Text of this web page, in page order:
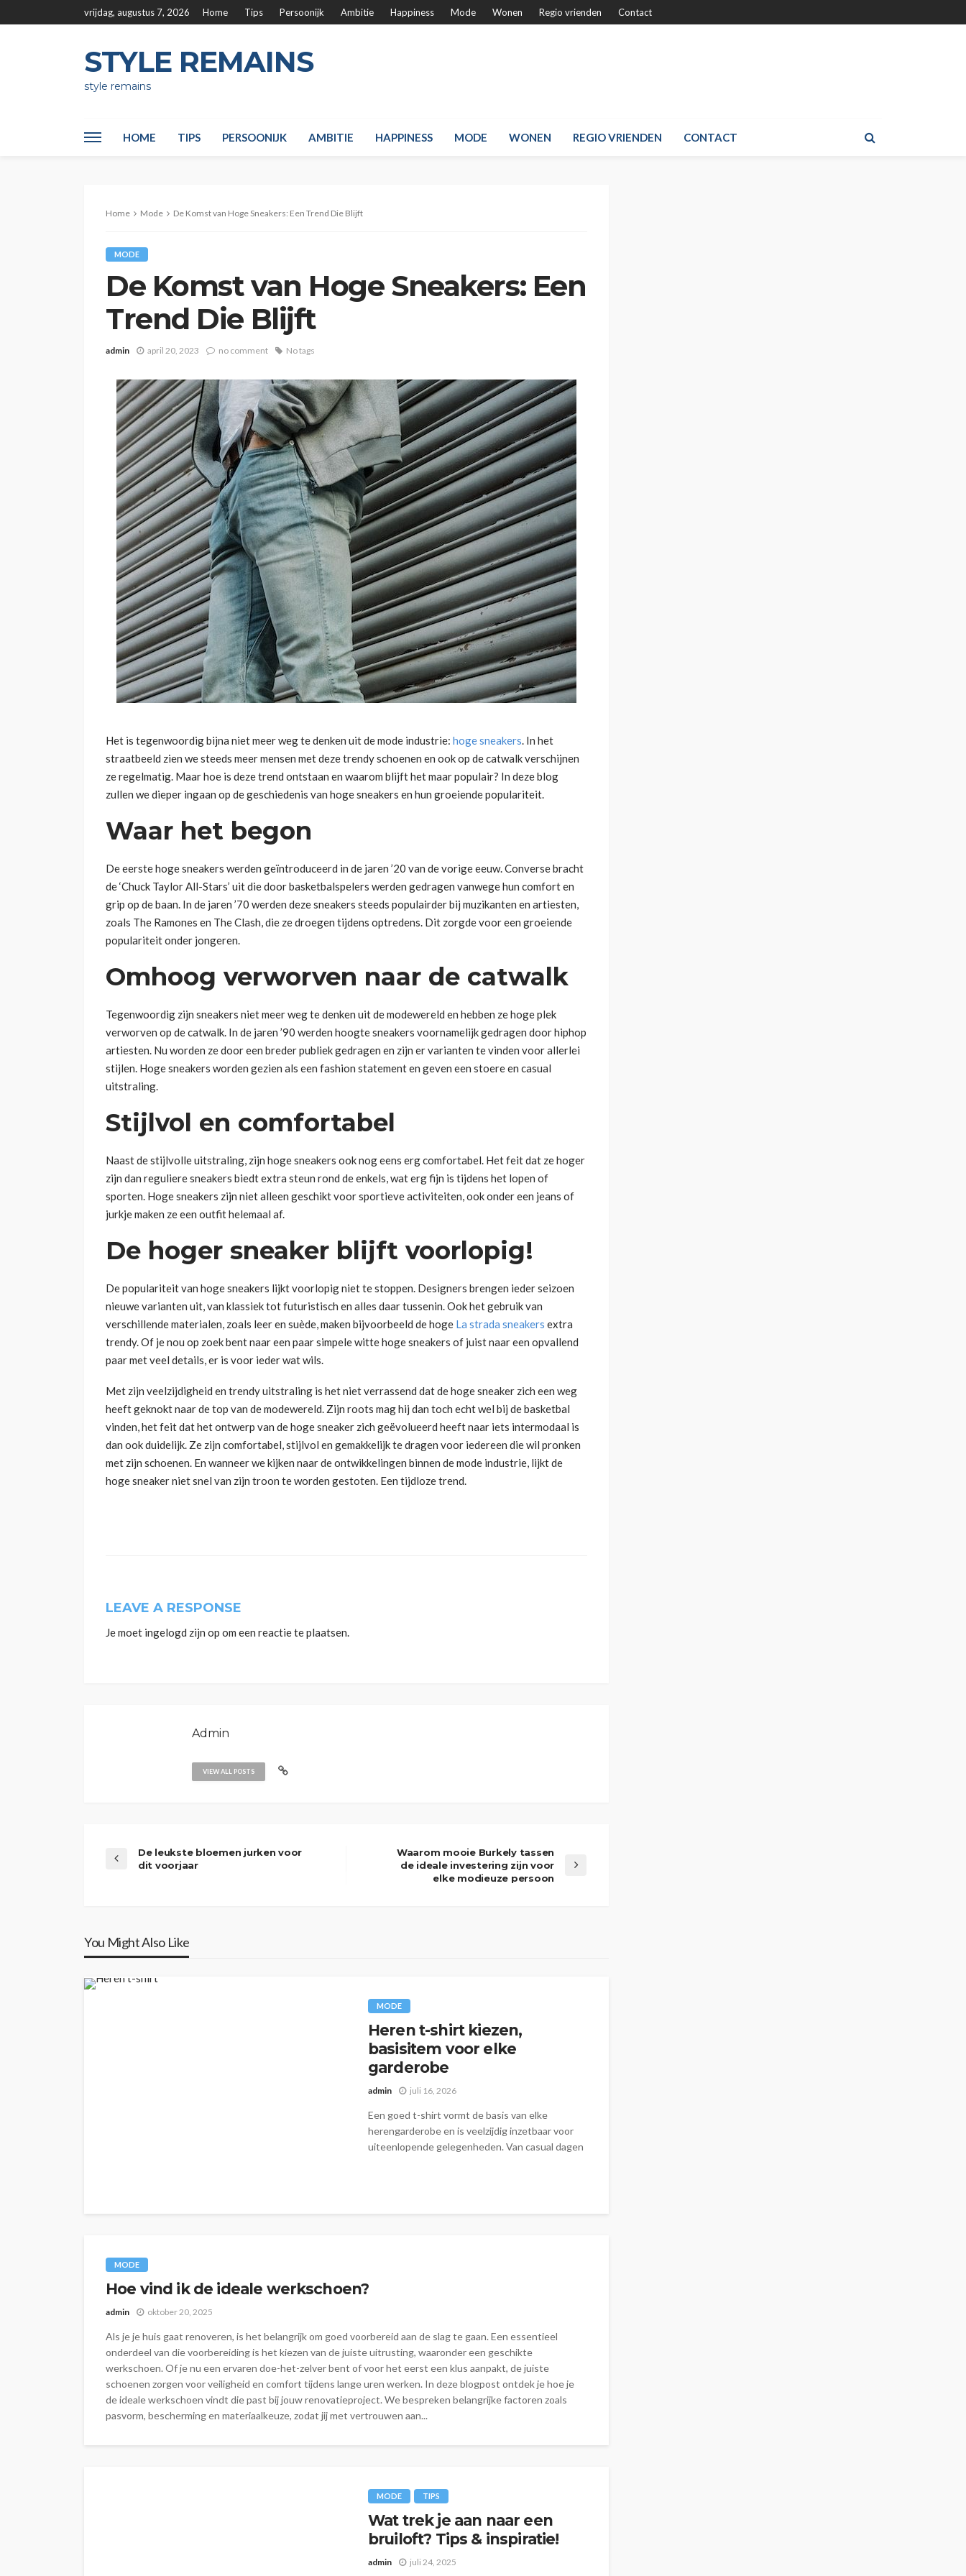
vrijdag, augustus 7, 2026 Home Tips Persoonijk Ambitie Happiness Mode Wonen Regio vrienden Contact
STYLE REMAINS
style remains
HOME TIPS PERSOONIJK AMBITIE HAPPINESS MODE WONEN REGIO VRIENDEN CONTACT
Home Mode De Komst van Hoge Sneakers: Een Trend Die Blijft
MODE
De Komst van Hoge Sneakers: Een
Trend Die Blijft
admin april 20, 2023 no comment No tags
Het is tegenwoordig bijna niet meer weg te denken uit de mode industrie: hoge sneakers. In het
straatbeeld zien we steeds meer mensen met deze trendy schoenen en ook op de catwalk verschijnen
ze regelmatig. Maar hoe is deze trend ontstaan en waarom blijft het maar populair? In deze blog
zullen we dieper ingaan op de geschiedenis van hoge sneakers en hun groeiende populariteit.
Waar het begon
De eerste hoge sneakers werden geïntroduceerd in de jaren ’20 van de vorige eeuw. Converse bracht
de ‘Chuck Taylor All-Stars’ uit die door basketbalspelers werden gedragen vanwege hun comfort en
grip op de baan. In de jaren ’70 werden deze sneakers steeds populairder bij muzikanten en artiesten,
zoals The Ramones en The Clash, die ze droegen tijdens optredens. Dit zorgde voor een groeiende
populariteit onder jongeren.
Omhoog verworven naar de catwalk
Tegenwoordig zijn sneakers niet meer weg te denken uit de modewereld en hebben ze hoge plek
verworven op de catwalk. In de jaren ’90 werden hoogte sneakers voornamelijk gedragen door hiphop
artiesten. Nu worden ze door een breder publiek gedragen en zijn er varianten te vinden voor allerlei
stijlen. Hoge sneakers worden gezien als een fashion statement en geven een stoere en casual
uitstraling.
Stijlvol en comfortabel
Naast de stijlvolle uitstraling, zijn hoge sneakers ook nog eens erg comfortabel. Het feit dat ze hoger
zijn dan reguliere sneakers biedt extra steun rond de enkels, wat erg fijn is tijdens het lopen of
sporten. Hoge sneakers zijn niet alleen geschikt voor sportieve activiteiten, ook onder een jeans of
jurkje maken ze een outfit helemaal af.
De hoger sneaker blijft voorlopig!
De populariteit van hoge sneakers lijkt voorlopig niet te stoppen. Designers brengen ieder seizoen
nieuwe varianten uit, van klassiek tot futuristisch en alles daar tussenin. Ook het gebruik van
verschillende materialen, zoals leer en suède, maken bijvoorbeeld de hoge La strada sneakers extra
trendy. Of je nou op zoek bent naar een paar simpele witte hoge sneakers of juist naar een opvallend
paar met veel details, er is voor ieder wat wils.
Met zijn veelzijdigheid en trendy uitstraling is het niet verrassend dat de hoge sneaker zich een weg
heeft geknokt naar de top van de modewereld. Zijn roots mag hij dan toch echt wel bij de basketbal
vinden, het feit dat het ontwerp van de hoge sneaker zich geëvolueerd heeft naar iets intermodaal is
dan ook duidelijk. Ze zijn comfortabel, stijlvol en gemakkelijk te dragen voor iedereen die wil pronken
met zijn schoenen. En wanneer we kijken naar de ontwikkelingen binnen de mode industrie, lijkt de
hoge sneaker niet snel van zijn troon te worden gestoten. Een tijdloze trend.
LEAVE A RESPONSE
Je moet ingelogd zijn op om een reactie te plaatsen.
Admin
VIEW ALL POSTS
De leukste bloemen jurken voor
dit voorjaar
Waarom mooie Burkely tassen
de ideale investering zijn voor
elke modieuze persoon
You Might Also Like
MODE
Heren t-shirt kiezen,
basisitem voor elke
garderobe
admin juli 16, 2026
Een goed t-shirt vormt de basis van elke
herengarderobe en is veelzijdig inzetbaar voor
uiteenlopende gelegenheden. Van casual dagen
MODE
Hoe vind ik de ideale werkschoen?
admin oktober 20, 2025
Als je je huis gaat renoveren, is het belangrijk om goed voorbereid aan de slag te gaan. Een essentieel
onderdeel van die voorbereiding is het kiezen van de juiste uitrusting, waaronder een geschikte
werkschoen. Of je nu een ervaren doe-het-zelver bent of voor het eerst een klus aanpakt, de juiste
schoenen zorgen voor veiligheid en comfort tijdens lange uren werken. In deze blogpost ontdek je hoe je
de ideale werkschoen vindt die past bij jouw renovatieproject. We bespreken belangrijke factoren zoals
pasvorm, bescherming en materiaalkeuze, zodat jij met vertrouwen aan...
MODE TIPS
Wat trek je aan naar een
bruiloft? Tips & inspiratie!
admin juli 24, 2025